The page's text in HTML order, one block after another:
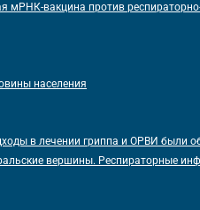
мРНК-вакцина против
населения
в лечении гриппа и ОРВИ были
вершины. Респираторные